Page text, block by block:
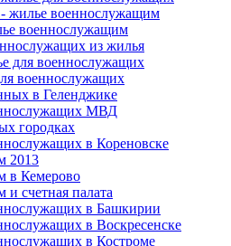
жилье военнослужащим
военнослужащим
из жилья
для военнослужащих
военнослужащих
в Геленджике
МВД
городках
в Кореновске
2013
в Кемерово
счетная палата
в Башкирии
в Воскресенске
в Костроме